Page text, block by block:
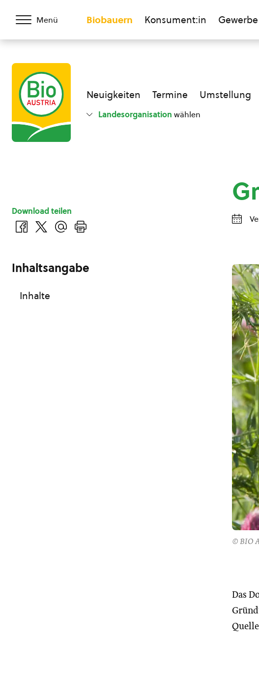
Menü Biobauern Konsument:in Gewerbe
Neuigkeiten Termine Umstellung
Landesorganisation wählen
© BIO
Das
Download teilen
Inhaltsangabe
Inhalte